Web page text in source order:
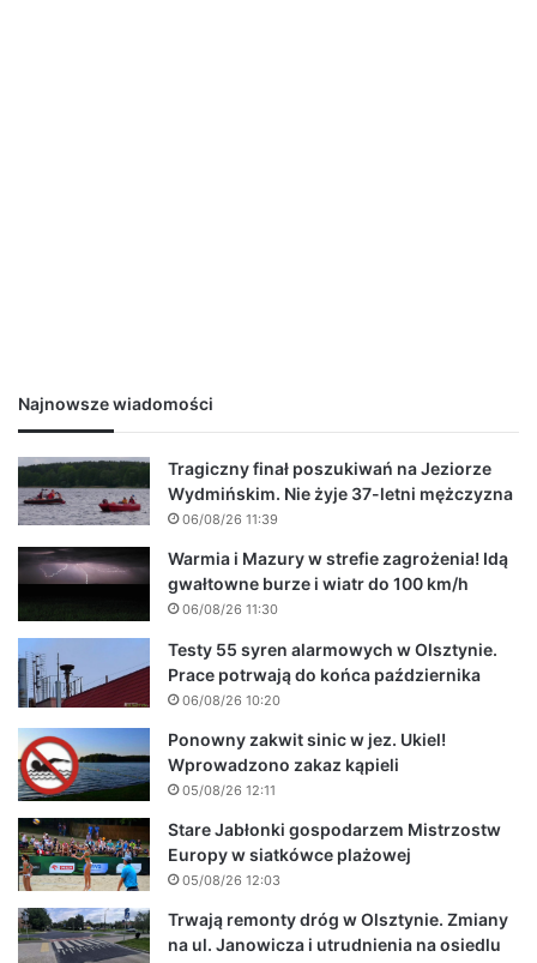
Najnowsze wiadomości
Tragiczny finał poszukiwań na Jeziorze
Wydmińskim. Nie żyje 37-letni mężczyzna
06/08/26 11:39
Warmia i Mazury w strefie zagrożenia! Idą
gwałtowne burze i wiatr do 100 km/h
06/08/26 11:30
Testy 55 syren alarmowych w Olsztynie.
Prace potrwają do końca października
06/08/26 10:20
Ponowny zakwit sinic w jez. Ukiel!
Wprowadzono zakaz kąpieli
05/08/26 12:11
Stare Jabłonki gospodarzem Mistrzostw
Europy w siatkówce plażowej
05/08/26 12:03
Trwają remonty dróg w Olsztynie. Zmiany
na ul. Janowicza i utrudnienia na osiedlu